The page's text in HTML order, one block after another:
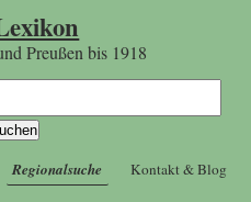
Preußen bis 1918
Regionalsuche Kontakt & Blog